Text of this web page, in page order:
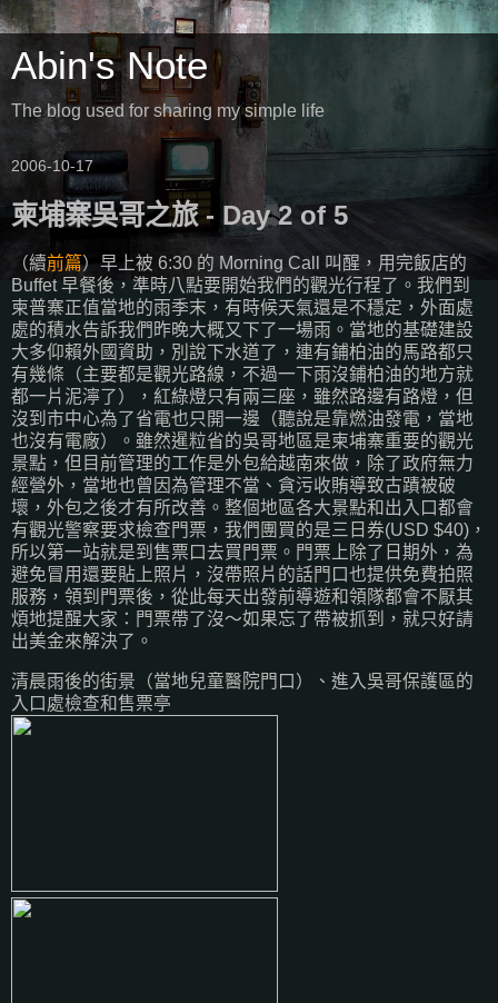
Abin's Note
The blog used for sharing my simple life
2006-10-17
柬埔寨吳哥之旅 - Day 2 of 5
（續前篇）早上被 6:30 的 Morning Call 叫醒，用完飯店的
Buffet 早餐後，準時八點要開始我們的觀光行程了。我們到
柬普寨正值當地的雨季末，有時候天氣還是不穩定，外面處
處的積水告訴我們昨晚大概又下了一場雨。當地的基礎建設
大多仰賴外國資助，別說下水道了，連有鋪柏油的馬路都只
有幾條（主要都是觀光路線，不過一下雨沒鋪柏油的地方就
都一片泥濘了），紅綠燈只有兩三座，雖然路邊有路燈，但
沒到市中心為了省電也只開一邊（聽說是靠燃油發電，當地
也沒有電廠）。雖然暹粒省的吳哥地區是柬埔寨重要的觀光
景點，但目前管理的工作是外包給越南來做，除了政府無力
經營外，當地也曾因為管理不當、貪污收賄導致古蹟被破
壞，外包之後才有所改善。整個地區各大景點和出入口都會
有觀光警察要求檢查門票，我們團買的是三日券(USD $40)，
所以第一站就是到售票口去買門票。門票上除了日期外，為
避免冒用還要貼上照片，沒帶照片的話門口也提供免費拍照
服務，領到門票後，從此每天出發前導遊和領隊都會不厭其
煩地提醒大家：門票帶了沒～如果忘了帶被抓到，就只好請
出美金來解決了。
清晨雨後的街景（當地兒童醫院門口）、進入吳哥保護區的
入口處檢查和售票亭